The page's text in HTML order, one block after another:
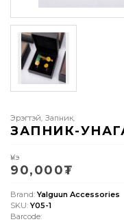
Эрэгтэй Запник
ЗАПНИК-
Үнэ
90,000₮
Brand: Yalguun Accessories
SKU: Y05-1
Barcode: